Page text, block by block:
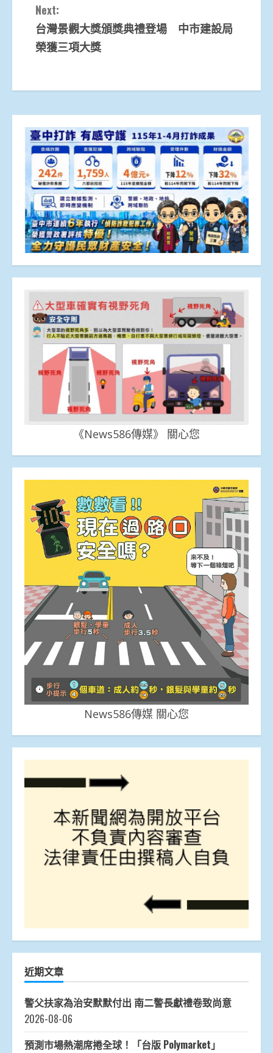
Next:
台灣景觀大獎頒獎典禮登場 中市建設局
榮獲三項大獎
《News586傳媒》 關心您
News586傳媒 關心您
近期文章
警父扶家為治安默默付出 南二警長獻禮卷致尚意
2026-08-06
預測市場熱潮席捲全球！「台版 Polymarket」